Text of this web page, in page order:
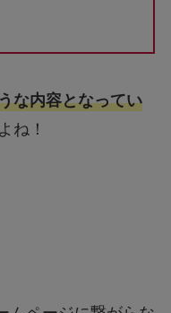
な内容となってい
ね！